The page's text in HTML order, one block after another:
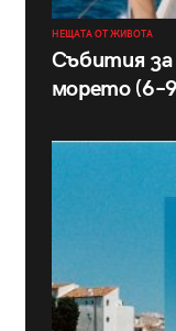
НЕЩАТА ОТ ЖИВОТА
Събития за
морето